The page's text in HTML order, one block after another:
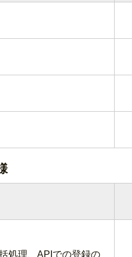
処理、APIでの登録の